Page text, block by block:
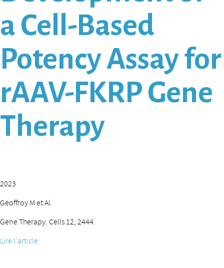
a Cell-Based
Potency Assay for
rAAV-FKRP Gene
Therapy
2023
Geoffroy M et Al.
Gene Therapy. Cells 12, 2444.
Lire l'article